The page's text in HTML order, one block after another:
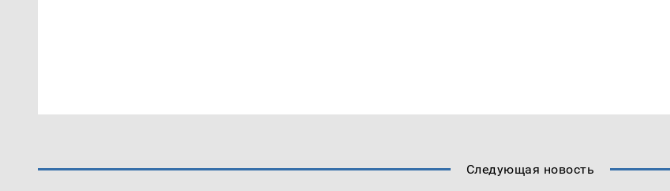
Следующая новость